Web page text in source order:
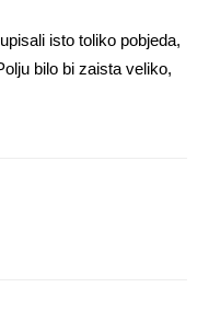
isto toliko pobjeda,
bilo bi zaista veliko,